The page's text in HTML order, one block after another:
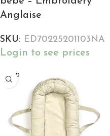
Anglaise
SKU: ED70225201103NA
Login to see prices
SOLD
OUT